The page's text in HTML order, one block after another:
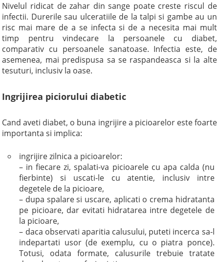
Nivelul ridicat de zahar din sange poate creste riscul de
infectii. Durerile sau ulceratiile de la talpi si gambe au un
risc mai mare de a se infecta si de a necesita mai mult
timp pentru vindecare la persoanele cu diabet,
comparativ cu persoanele sanatoase. Infectia este, de
asemenea, mai predispusa sa se raspandeasca si la alte
tesuturi, inclusiv la oase.
Ingrijirea piciorului diabetic
Cand aveti diabet, o buna ingrijire a picioarelor este foarte
importanta si implica:
ingrijire zilnica a picioarelor:
– in fiecare zi, spalati-va picioarele cu apa calda (nu
fierbinte) si uscati-le cu atentie, inclusiv intre
degetele de la picioare,
– dupa spalare si uscare, aplicati o crema hidratanta
pe picioare, dar evitati hidratarea intre degetele de
la picioare,
– daca observati aparitia calusului, puteti incerca sa-l
indepartati usor (de exemplu, cu o piatra ponce).
Totusi, odata formate, calusurile trebuie tratate